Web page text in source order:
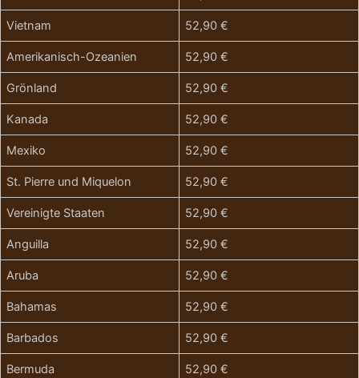
Vietnam 52,90 €
Amerikanisch-Ozeanien 52,90 €
Grönland 52,90 €
Kanada 52,90 €
Mexiko 52,90 €
St. Pierre und Miquelon 52,90 €
Vereinigte Staaten 52,90 €
Anguilla 52,90 €
Aruba 52,90 €
Bahamas 52,90 €
Barbados 52,90 €
Bermuda 52,90 €